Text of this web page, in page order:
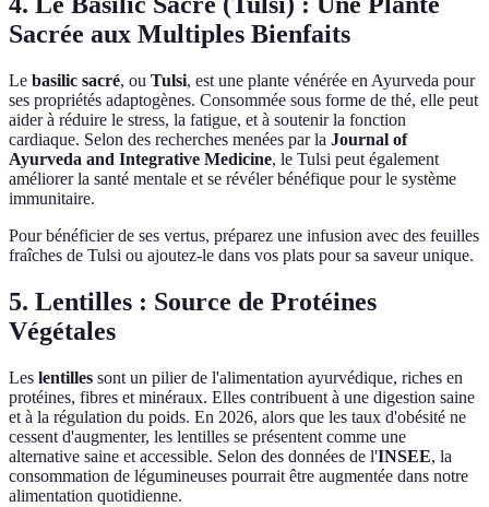
Sacrée aux Multiples Bienfaits
Le basilic sacré, ou Tulsi, est une plante vénérée en Ayurveda pour
ses propriétés adaptogènes. Consommée sous forme de thé, elle peut
aider à réduire le stress, la fatigue, et à soutenir la fonction
cardiaque. Selon des recherches menées par la Journal of
Ayurveda and Integrative Medicine, le Tulsi peut également
améliorer la santé mentale et se révéler bénéfique pour le système
immunitaire.
Pour bénéficier de ses vertus, préparez une infusion avec des feuilles
fraîches de Tulsi ou ajoutez-le dans vos plats pour sa saveur unique.
5. Lentilles : Source de Protéines
Végétales
Les lentilles sont un pilier de l'alimentation ayurvédique, riches en
protéines, fibres et minéraux. Elles contribuent à une digestion saine
et à la régulation du poids. En 2026, alors que les taux d'obésité ne
cessent d'augmenter, les lentilles se présentent comme une
alternative saine et accessible. Selon des données de l'INSEE, la
consommation de légumineuses pourrait être augmentée dans notre
alimentation quotidienne.